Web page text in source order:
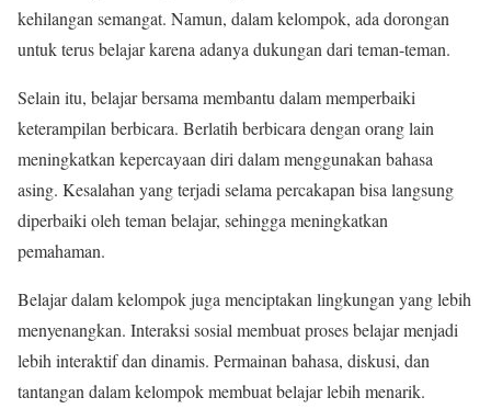
kehilangan semangat. Namun, dalam kelompok, ada dorongan
untuk terus belajar karena adanya dukungan dari teman-teman.
Selain itu, belajar bersama membantu dalam memperbaiki
keterampilan berbicara. Berlatih berbicara dengan orang lain
meningkatkan kepercayaan diri dalam menggunakan bahasa
asing. Kesalahan yang terjadi selama percakapan bisa langsung
diperbaiki oleh teman belajar, sehingga meningkatkan
pemahaman.
Belajar dalam kelompok juga menciptakan lingkungan yang lebih
menyenangkan. Interaksi sosial membuat proses belajar menjadi
lebih interaktif dan dinamis. Permainan bahasa, diskusi, dan
tantangan dalam kelompok membuat belajar lebih menarik.